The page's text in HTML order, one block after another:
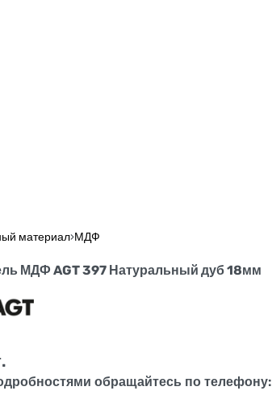
материал›МДФ
МДФ AGT 397 Натуральный дуб 18мм
обращайтесь по телефону: